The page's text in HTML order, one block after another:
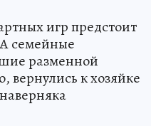
игр предстоит
семейные
разменной
вернулись к хозяйке